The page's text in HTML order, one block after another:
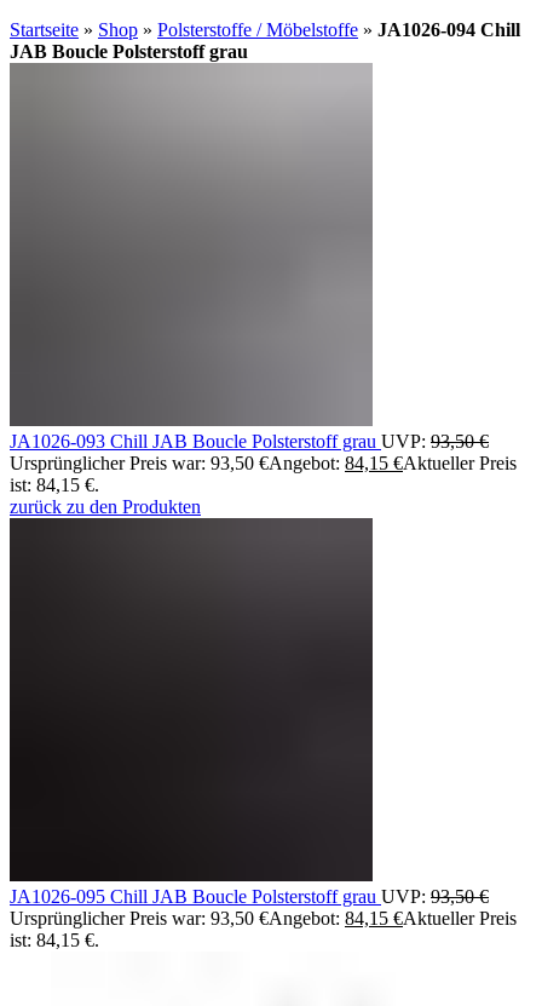
Startseite » Shop » Polsterstoffe / Möbelstoffe » JA1026-094 Chill
JAB Boucle Polsterstoff grau
JA1026-093 Chill JAB Boucle Polsterstoff grau UVP: 93,50€
Ursprünglicher Preis war: 93,50 €Angebot: 84,15 €Aktueller Preis
ist: 84,15 €.
zurück zu den Produkten
JA1026-095 Chill JAB Boucle Polsterstoff grau UVP: 93,50€
Ursprünglicher Preis war: 93,50 €Angebot: 84,15 €Aktueller Preis
ist: 84,15 €.